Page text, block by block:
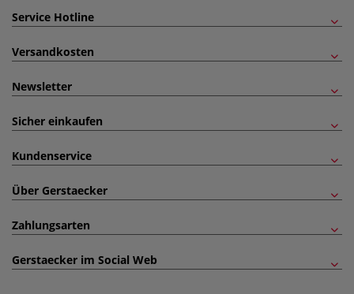
Service Hotline
Versandkosten
Newsletter
Sicher einkaufen
Kundenservice
Über Gerstaecker
Zahlungsarten
Gerstaecker im Social Web